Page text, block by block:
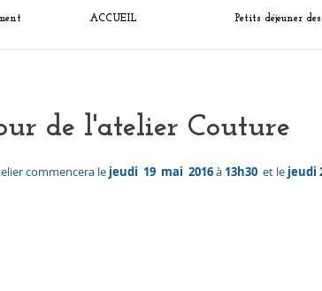
ACCUEIL Petits déjeuner
de l'atelier Couture
commencera le jeudi  19  mai  2016 à 13h30
  et le
jeudi